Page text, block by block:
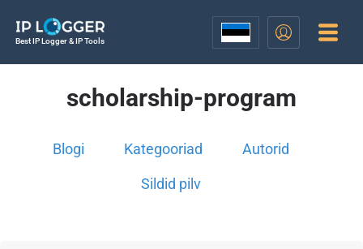
Best IP Logger & IP Tools
scholarship-program
Blogi Kategooriad Autorid
Sildid pilv